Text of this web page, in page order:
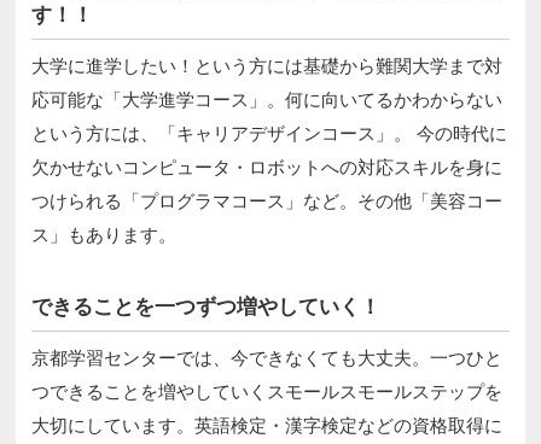
す！！
大学に進学したい！という方には基礎から難関大学まで対
応可能な「大学進学コース」。何に向いてるかわからない
という方には、「キャリアデザインコース」。 今の時代に
欠かせないコンピュータ・ロボットへの対応スキルを身に
つけられる「プログラマコース」など。その他「美容コー
ス」もあります。
できることを一つずつ増やしていく！
京都学習センターでは、今できなくても大丈夫。一つひと
つできることを増やしていくスモールスモールステップを
大切にしています。英語検定・漢字検定などの資格取得に